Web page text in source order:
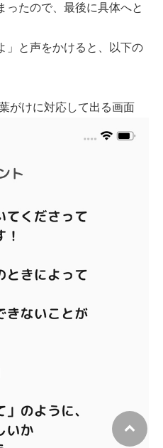
ったので、最後に具体へと
」と声をかけると、以下の
がけに対応して出る画面